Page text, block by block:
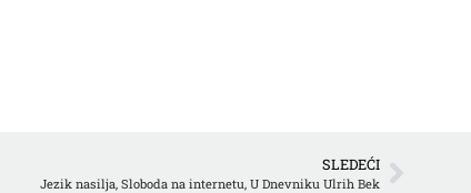
SLEDEĆI
Jezik nasilja, Sloboda na internetu, U Dnevniku Ulrih Bek